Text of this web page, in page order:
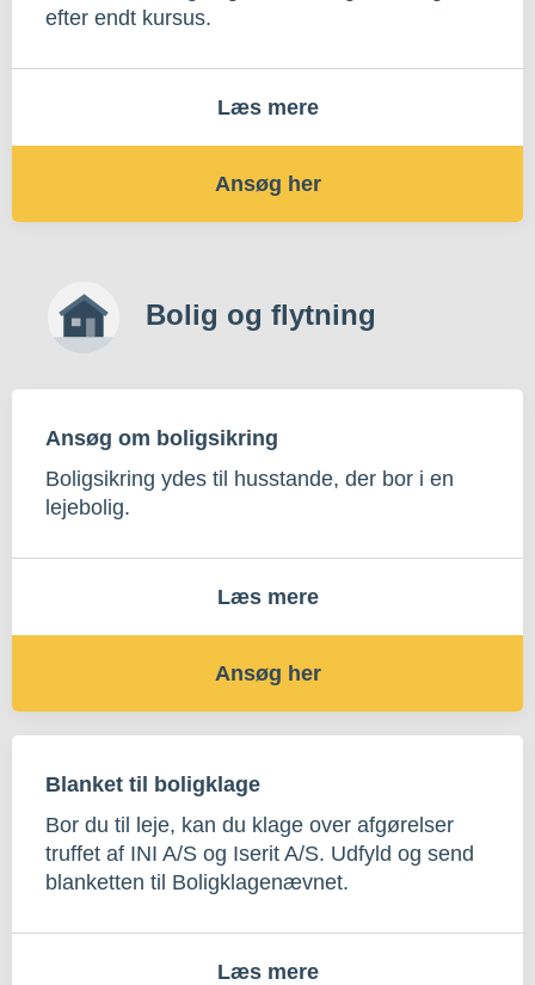
efter endt kursus.
Læs mere
Ansøg her
Bolig og flytning
Ansøg om boligsikring
Boligsikring ydes til husstande, der bor i en
lejebolig.
Læs mere
Ansøg her
Blanket til boligklage
Bor du til leje, kan du klage over afgørelser
truffet af INI A/S og Iserit A/S. Udfyld og send
blanketten til Boligklagenævnet.
Læs mere